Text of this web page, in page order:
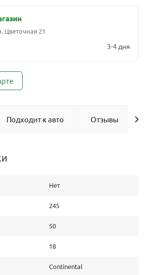
Цветочная 21
3-4 дня
Подходит к авто Отзывы
Нет
245
50
18
Continental